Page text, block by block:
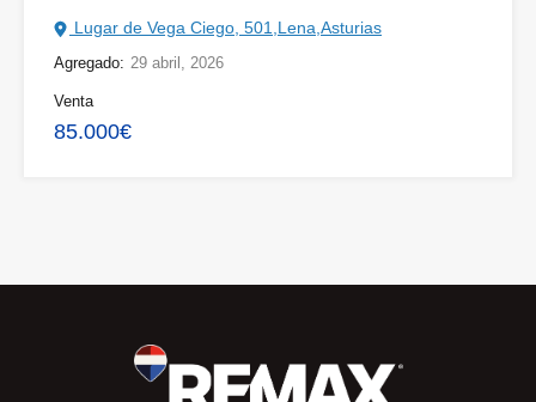
Lugar de Vega Ciego, 501,Lena,Asturias
Agregado: 29 abril, 2026
Venta
85.000€